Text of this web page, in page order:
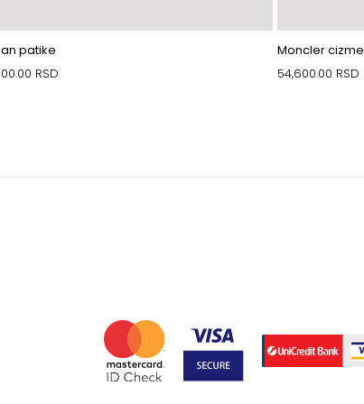
patike
RSD
Moncler cizme
54,600.00 RSD